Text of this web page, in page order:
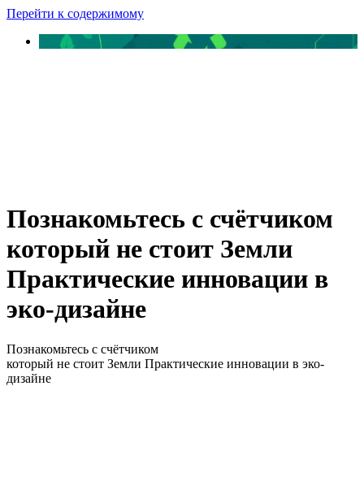
Перейти к содержимому
Познакомьтесь с счётчиком
который не стоит Земли
Практические инновации в
эко-дизайне
Познакомьтесь с счётчиком
который не стоит Земли Практические инновации в эко-
дизайне